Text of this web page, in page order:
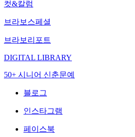
컷&칼럼
브라보스페셜
브라보리포트
DIGITAL LIBRARY
50+ 시니어 신춘문예
블로그
인스타그램
페이스북